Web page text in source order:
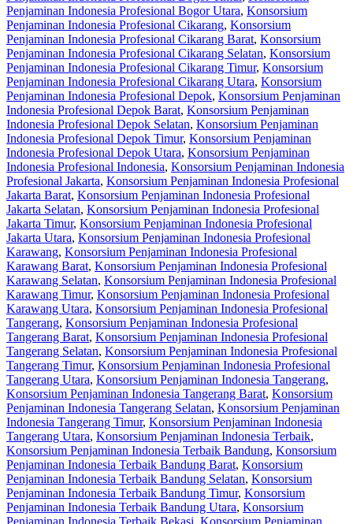
Penjaminan Indonesia Profesional Bogor Utara, Konsorsium
Penjaminan Indonesia Profesional Cikarang, Konsorsium
Penjaminan Indonesia Profesional Cikarang Barat, Konsorsium
Penjaminan Indonesia Profesional Cikarang Selatan, Konsorsium
Penjaminan Indonesia Profesional Cikarang Timur, Konsorsium
Penjaminan Indonesia Profesional Cikarang Utara, Konsorsium
Penjaminan Indonesia Profesional Depok, Konsorsium Penjaminan
Indonesia Profesional Depok Barat, Konsorsium Penjaminan
Indonesia Profesional Depok Selatan, Konsorsium Penjaminan
Indonesia Profesional Depok Timur, Konsorsium Penjaminan
Indonesia Profesional Depok Utara, Konsorsium Penjaminan
Indonesia Profesional Indonesia, Konsorsium Penjaminan Indonesia
Profesional Jakarta, Konsorsium Penjaminan Indonesia Profesional
Jakarta Barat, Konsorsium Penjaminan Indonesia Profesional
Jakarta Selatan, Konsorsium Penjaminan Indonesia Profesional
Jakarta Timur, Konsorsium Penjaminan Indonesia Profesional
Jakarta Utara, Konsorsium Penjaminan Indonesia Profesional
Karawang, Konsorsium Penjaminan Indonesia Profesional
Karawang Barat, Konsorsium Penjaminan Indonesia Profesional
Karawang Selatan, Konsorsium Penjaminan Indonesia Profesional
Karawang Timur, Konsorsium Penjaminan Indonesia Profesional
Karawang Utara, Konsorsium Penjaminan Indonesia Profesional
Tangerang, Konsorsium Penjaminan Indonesia Profesional
Tangerang Barat, Konsorsium Penjaminan Indonesia Profesional
Tangerang Selatan, Konsorsium Penjaminan Indonesia Profesional
Tangerang Timur, Konsorsium Penjaminan Indonesia Profesional
Tangerang Utara, Konsorsium Penjaminan Indonesia Tangerang,
Konsorsium Penjaminan Indonesia Tangerang Barat, Konsorsium
Penjaminan Indonesia Tangerang Selatan, Konsorsium Penjaminan
Indonesia Tangerang Timur, Konsorsium Penjaminan Indonesia
Tangerang Utara, Konsorsium Penjaminan Indonesia Terbaik,
Konsorsium Penjaminan Indonesia Terbaik Bandung, Konsorsium
Penjaminan Indonesia Terbaik Bandung Barat, Konsorsium
Penjaminan Indonesia Terbaik Bandung Selatan, Konsorsium
Penjaminan Indonesia Terbaik Bandung Timur, Konsorsium
Penjaminan Indonesia Terbaik Bandung Utara, Konsorsium
Penjaminan Indonesia Terbaik Bekasi, Konsorsium Penjaminan